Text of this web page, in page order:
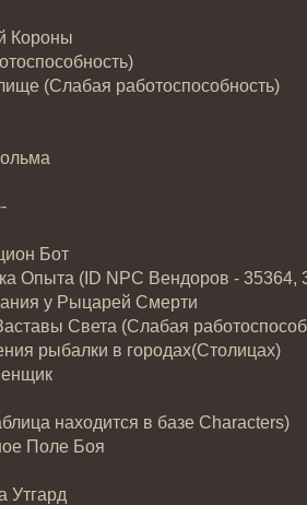
Короны
(Слабая работоспособность)
Бот
Опыта (ID NPC Вендоров - 35364,
у Рыцарей Смерти
Света (Слабая
рыбалки в городах(Столицах)
находится в базе Characters)
Поле Боя
Утгард